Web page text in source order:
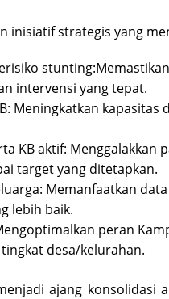
inisiatif strategis yang
intervensi yang tepat.
Meningkatkan kapasitas
KB aktif: Menggalakkan
target yang ditetapkan.
Memanfaatkan
lebih baik.
peran
desa/kelurahan.
ajang konsolidasi